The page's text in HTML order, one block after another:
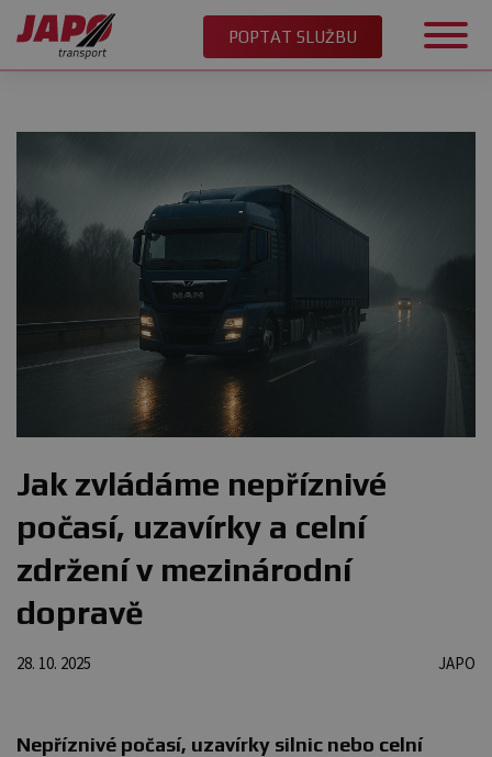
POPTAT SLUŽBU
Jak zvládáme nepříznivé
počasí, uzavírky a celní
zdržení v mezinárodní
dopravě
28. 10. 2025 JAPO
Nepříznivé počasí, uzavírky silnic nebo celní